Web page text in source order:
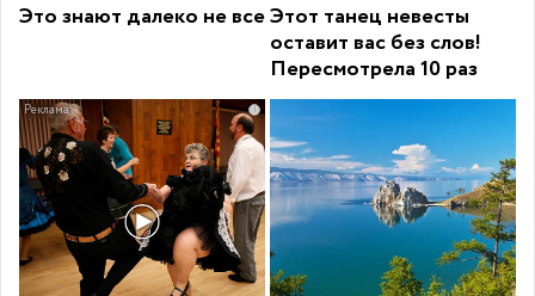
Это знают далеко не всеЭтот танец невесты
оставит вас без слов!
Пересмотрела 10 раз
i